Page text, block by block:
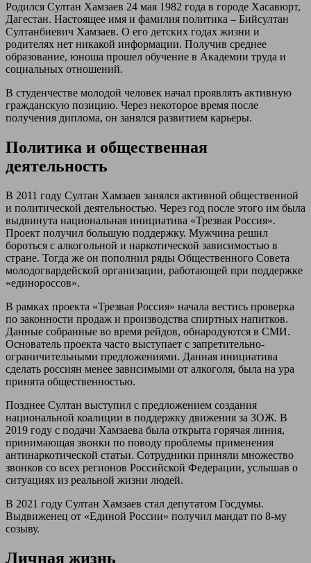
Родился Султан Хамзаев 24 мая 1982 года в городе Хасавюрт,
Дагестан. Настоящее имя и фамилия политика – Бийсултан
Султанбиевич Хамзаев. О его детских годах жизни и
родителях нет никакой информации. Получив среднее
образование, юноша прошел обучение в Академии труда и
социальных отношений.
В студенчестве молодой человек начал проявлять активную
гражданскую позицию. Через некоторое время после
получения диплома, он занялся развитием карьеры.
Политика и общественная
деятельность
В 2011 году Султан Хамзаев занялся активной общественной
и политической деятельностью. Через год после этого им была
выдвинута национальная инициатива «Трезвая Россия».
Проект получил большую поддержку. Мужчина решил
бороться с алкогольной и наркотической зависимостью в
стране. Тогда же он пополнил ряды Общественного Совета
молодогвардейской организации, работающей при поддержке
«единороссов».
В рамках проекта «Трезвая Россия» начала вестись проверка
по законности продаж и производства спиртных напитков.
Данные собранные во время рейдов, обнародуются в СМИ.
Основатель проекта часто выступает с запретительно-
ограничительными предложениями. Данная инициатива
сделать россиян менее зависимыми от алкоголя, была на ура
принята общественностью.
Позднее Султан выступил с предложением создания
национальной коалиции в поддержку движения за ЗОЖ. В
2019 году с подачи Хамзаева была открыта горячая линия,
принимающая звонки по поводу проблемы применения
антинаркотической статьи. Сотрудники приняли множество
звонков со всех регионов Российской Федерации, услышав о
ситуациях из реальной жизни людей.
В 2021 году Султан Хамзаев стал депутатом Госдумы.
Выдвиженец от «Единой России» получил мандат по 8-му
созыву.
Личная жизнь